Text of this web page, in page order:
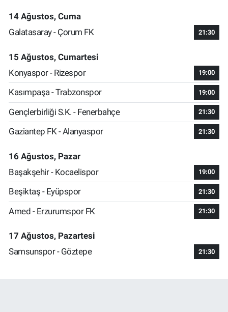
14 Ağustos, Cuma
Galatasaray - Çorum FK
21:30
15 Ağustos, Cumartesi
Konyaspor - Rizespor
19:00
Kasımpaşa - Trabzonspor 19:00
Gençlerbirliği S.K. - Fenerbahçe 21:30
Gaziantep FK - Alanyaspor 21:30
16 Ağustos, Pazar
Başakşehir - Kocaelispor
19:00
Beşiktaş - Eyüpspor 21:30
Amed - Erzurumspor FK 21:30
17 Ağustos, Pazartesi
Samsunspor - Göztepe
21:30